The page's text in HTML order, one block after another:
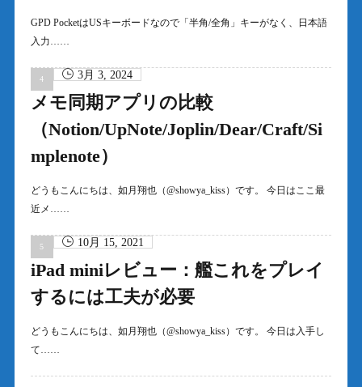
GPD PocketはUSキーボードなので「半角/全角」キーがなく、日本語
入力……
3月 3, 2024
メモ同期アプリの比較
（Notion/UpNote/Joplin/Dear/Craft/Si
mplenote）
どうもこんにちは、如月翔也（@showya_kiss）です。 今日はここ最
近メ……
10月 15, 2021
iPad miniレビュー：艦これをプレイ
するには工夫が必要
どうもこんにちは、如月翔也（@showya_kiss）です。 今日は入手し
て……